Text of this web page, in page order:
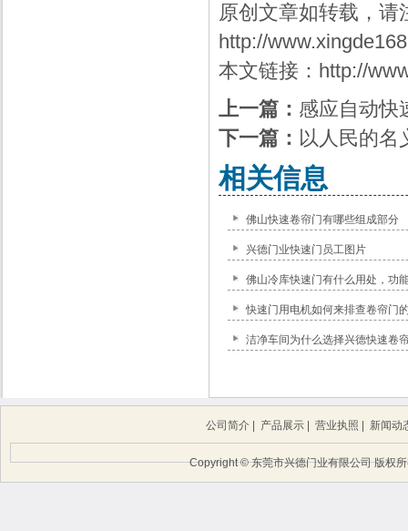
原创文章如转载，请
http://
本文链接： http://
上一篇： 感应自动快
下一篇： 以人民的名
相关信息
佛山快速卷帘门有哪些组成部分
兴德门业快速门员工图片
佛山冷库快速门有什么用处，功
快速门用电机如何来排查卷帘门
洁净车间为什么选择兴德快速卷
公司简介 产品展示 营业执照 新闻动
Copyright © 东莞市兴德门业有限公司 版权